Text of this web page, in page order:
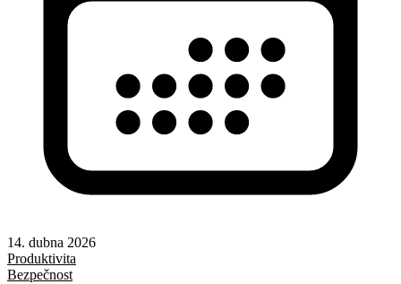
14. dubna 2026
Produktivita
Bezpečnost